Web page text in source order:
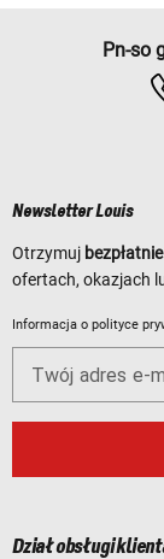
Pn-so
Newsletter Louis
Otrzymuj bezpłatnie
ofertach, okazjach
Informacja o polityce
Twój adres e-
Dział obsługi